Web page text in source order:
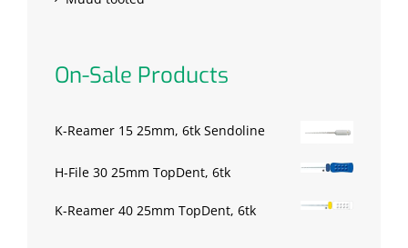
On-Sale Products
K-Reamer 15 25mm, 6tk Sendoline
H-File 30 25mm TopDent, 6tk
K-Reamer 40 25mm TopDent, 6tk